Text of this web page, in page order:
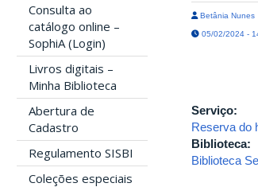
Consulta ao
catálogo online –
SophiA (Login)
Livros digitais –
Minha Biblioteca
Abertura de
Cadastro
Regulamento SISBI
Coleções especiais
Betânia Nunes
05/02/2024 -
Serviço:
Reserva do
Biblioteca:
Biblioteca